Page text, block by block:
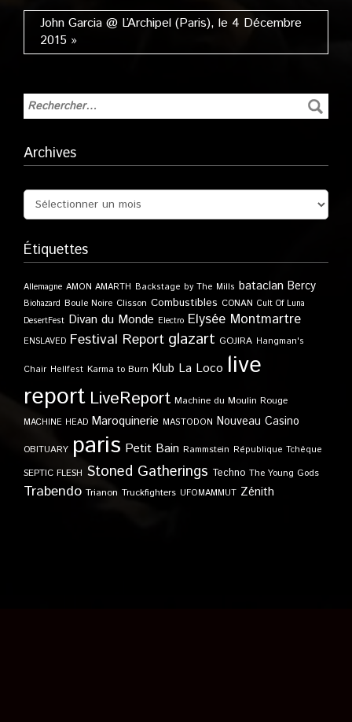
John Garcia @ L’Archipel (Paris), le 4 Décembre
2015 »
Archives
Étiquettes
Allemagne AMON AMARTH Backstage by The Mills bataclan Bercy
Biohazard Boule Noire Clisson Combustibles CONAN Cult Of Luna
DesertFest Divan du Monde Electro Elysée Montmartre
ENSLAVED Festival Report glazart GOJIRA Hangman's
Chair Hellfest Karma to Burn Klub La Loco live
report LiveReport Machine du Moulin Rouge
MACHINE HEAD Maroquinerie MASTODON Nouveau Casino
OBITUARY paris Petit Bain Rammstein République Tchèque
SEPTIC FLESH Stoned Gatherings Techno The Young Gods
Trabendo Trianon Truckfighters UFOMAMMUT Zénith